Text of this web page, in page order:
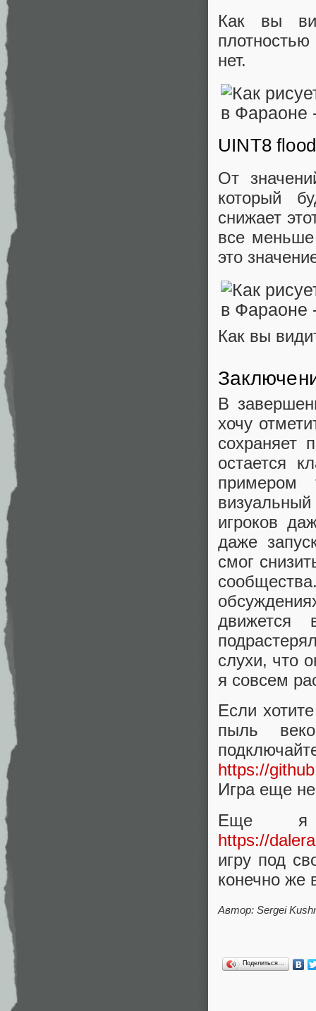
Как вы
нет.
UINT8
От
который
снижает
все
это
Как вы
В
хочу
сохраняет
остается
примером
игроков
даже
смог
движется
слухи, что
я совсем
Если
пыль
https://
Игра еще
Еще я
https://
игру под
конечно же
Автор: Sergei
Поделиться…